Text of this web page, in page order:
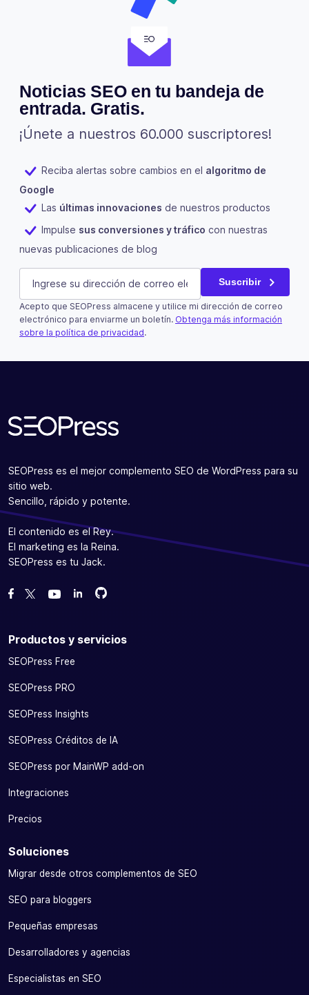
Noticias SEO en tu bandeja de
entrada. Gratis.
¡Únete a nuestros 60.000 suscriptores!
Reciba alertas sobre cambios en el algoritmo de
Google
Las últimas innovaciones de nuestros productos
Impulse sus conversiones y tráfico con nuestras
nuevas publicaciones de blog
URL
Este campo es un campo de validación y debe quedar
E-mail (Obligatorio) Suscribir
Acepto que SEOPress almacene y utilice mi dirección de correo
electrónico para enviarme un boletín. Obtenga más información
sobre la política de privacidad.
SEOPress es el mejor complemento SEO de WordPress para su
sitio web.
Sencillo, rápido y potente.
El contenido es el Rey.
El marketing es la Reina.
SEOPress es tu Jack.
Danos like en Facebook
Síguenos en Twitter
Míranos en YouTube
Bifurcanos en GitHub
Bifurcanos en GitHub
Productos y servicios
SEOPress Free
SEOPress PRO
SEOPress Insights
SEOPress Créditos de IA
SEOPress por MainWP add-on
Integraciones
Precios
Soluciones
Migrar desde otros complementos de SEO
SEO para bloggers
Pequeñas empresas
Desarrolladores y agencias
Especialistas en SEO